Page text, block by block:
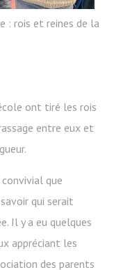
: rois et reines de la
ont tiré les rois
entre eux et
que
qui serait
Il y a eu quelques
appréciant les
des parents